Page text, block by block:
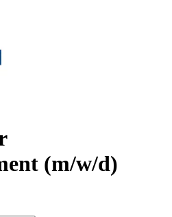
(m/w/d)